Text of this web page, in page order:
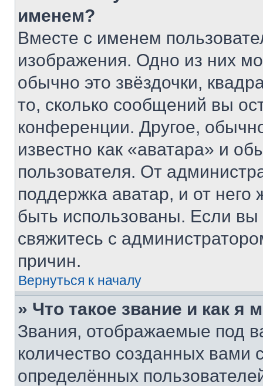
именем?
Вместе с именем
изображения. Одно из них
обычно это звёздочки,
то, сколько сообщений вы
конференции. Другое,
известно как «аватара» и
пользователя. От
поддержка аватар, и от него
быть использованы. Если
свяжитесь с
причин.
Вернуться к началу
» Что такое звание и как я
Звания, отображаемые под
количество созданных
определённых